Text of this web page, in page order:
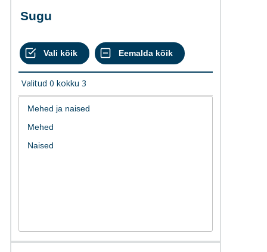
Sugu
Valitud 0 kokku 3